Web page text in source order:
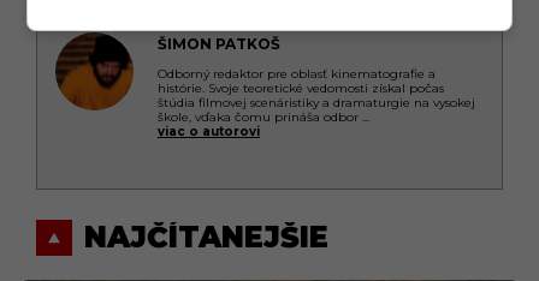
ŠIMON PATKOŠ
Odborný redaktor pre oblasť kinematografie a
histórie. Svoje teoretické vedomosti získal počas
štúdia filmovej scenáristiky a dramaturgie na vysokej
škole, vďaka čomu prináša odbor ...
viac o autorovi
NAJČÍTANEJŠIE